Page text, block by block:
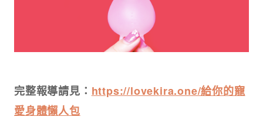
完整報導請見 ： https://lovekira.one/給你的寵
愛身體懶人包